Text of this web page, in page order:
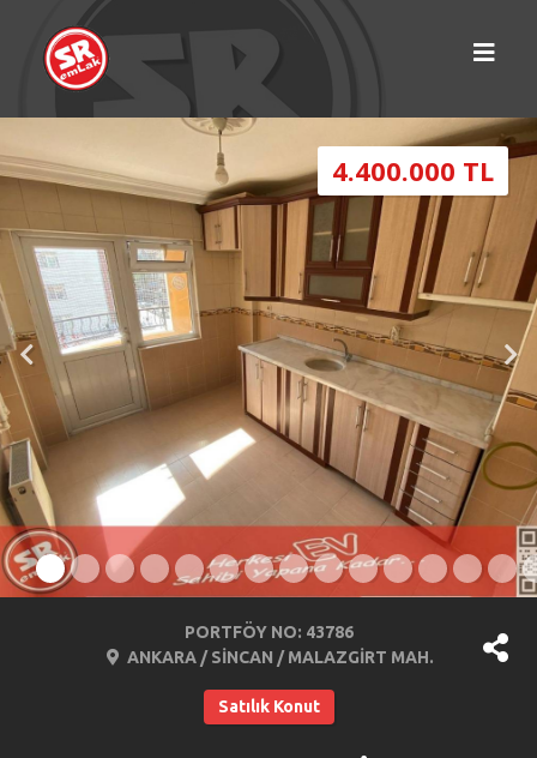
4.400.000 TL
PORTFÖY NO: 43786
ANKARA / SİNCAN / MALAZGİRT MAH.
Satılık Konut